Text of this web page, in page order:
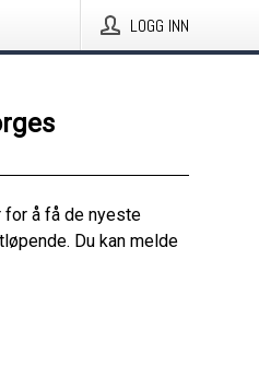
LOGG INN
å få de nyeste
Du kan melde